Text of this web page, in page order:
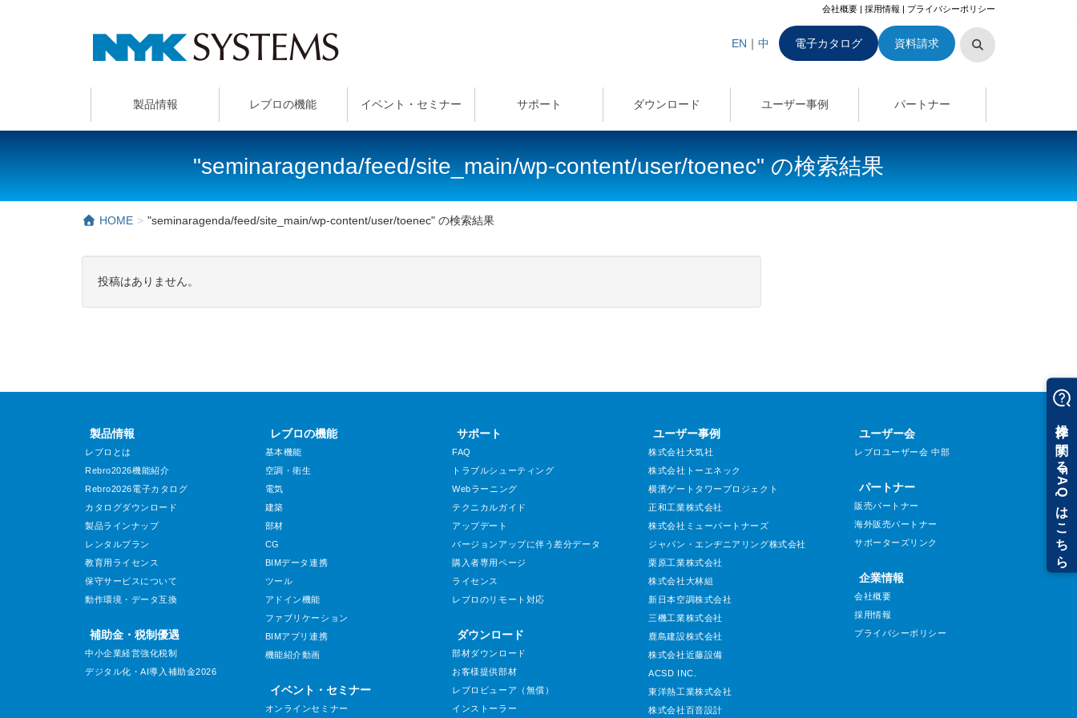
会社概要 | 採用情報 | プライバシーポリシー
EN ｜ 中 電子カタログ 資料請求
製品情報 レブロの機能 イベント・セミナー サポート ダウンロード ユーザー事例 パートナー
"seminaragenda/feed/site_main/wp-content/user/toenec" の検索結果
HOME "seminaragenda/feed/site_main/wp-content/user/toenec" の検索結果
投稿はありません。
製品情報
レブロとは
Rebro2026機能紹介
Rebro2026電子カタログ
カタログダウンロード
製品ラインナップ
レンタルプラン
教育用ライセンス
保守サービスについて
動作環境・データ互換
補助金・税制優遇
中小企業経営強化税制
デジタル化・AI導入補助金2026
レブロの機能
基本機能
空調・衛生
電気
建築
部材
CG
BIMデータ連携
ツール
アドイン機能
ファブリケーション
BIMアプリ連携
機能紹介動画
イベント・セミナー
オンラインセミナー
サポート
FAQ
トラブルシューティング
Webラーニング
テクニカルガイド
アップデート
バージョンアップに伴う差分データ
購入者専用ページ
ライセンス
レブロのリモート対応
ダウンロード
部材ダウンロード
お客様提供部材
レブロビューア（無償）
インストーラー
ユーザー事例
株式会社大気社
株式会社トーエネック
横濱ゲートタワープロジェクト
正和工業株式会社
株式会社ミューパートナーズ
ジャパン・エンヂニアリング株式会社
栗原工業株式会社
株式会社大林組
新日本空調株式会社
三機工業株式会社
鹿島建設株式会社
株式会社近藤設備
ACSD INC.
東洋熱工業株式会社
株式会社百音設計
ユーザー会
レブロユーザー会 中部
パートナー
販売パートナー
海外販売パートナー
サポーターズリンク
企業情報
会社概要
採用情報
プライバシーポリシー